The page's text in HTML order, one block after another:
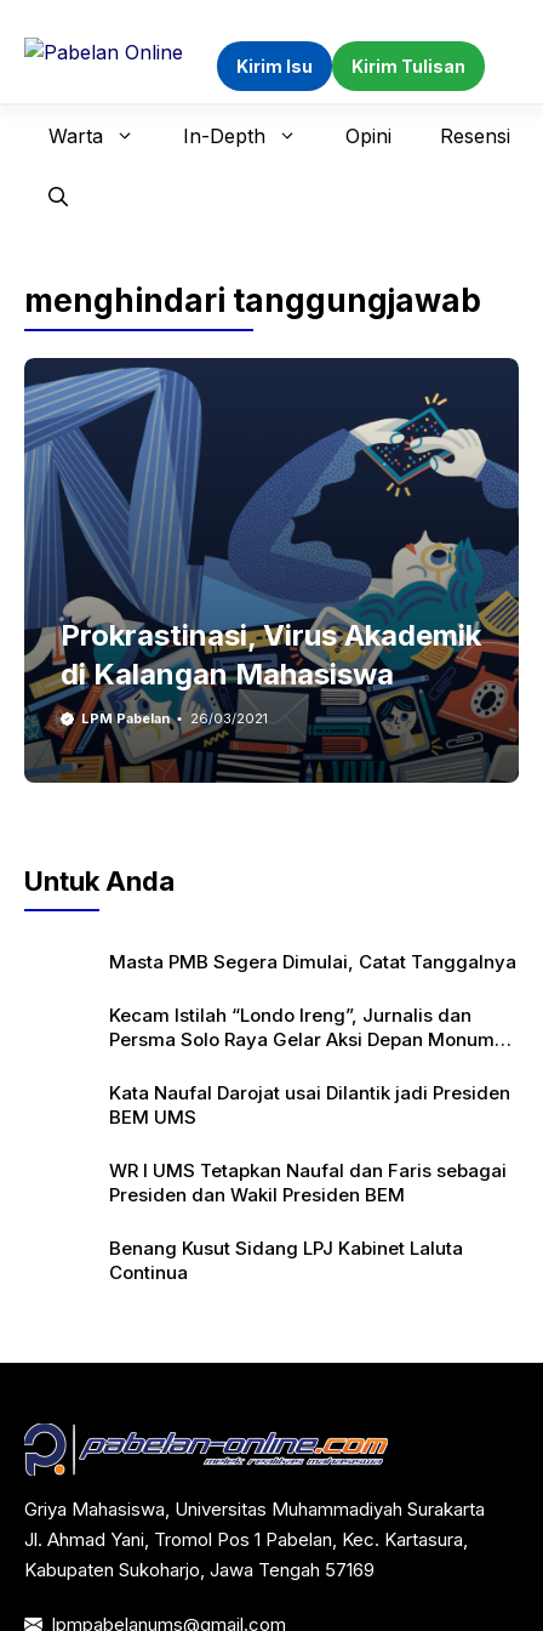
Kirim Isu Kirim Tulisan
Warta In-Depth Opini Resensi
menghindari tanggungjawab
Prokrastinasi, Virus Akademik
di Kalangan Mahasiswa
LPM Pabelan 26/03/2021
Untuk Anda
Masta PMB Segera Dimulai, Catat Tanggalnya
Kecam Istilah “Londo Ireng”, Jurnalis dan
Persma Solo Raya Gelar Aksi Depan Monumen
Kata Naufal Darojat usai Dilantik jadi Presiden
BEM UMS
WR I UMS Tetapkan Naufal dan Faris sebagai
Presiden dan Wakil Presiden BEM
Benang Kusut Sidang LPJ Kabinet Laluta
Continua
Griya Mahasiswa, Universitas Muhammadiyah Surakarta
Jl. Ahmad Yani, Tromol Pos 1 Pabelan, Kec. Kartasura,
Kabupaten Sukoharjo, Jawa Tengah 57169
lpmpabelanums@gmail.com